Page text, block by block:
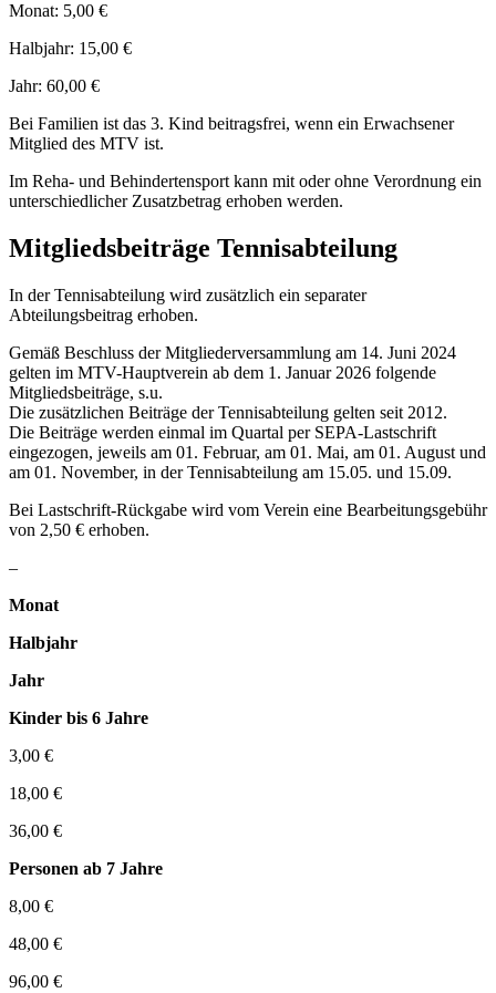
Monat: 5,00 €
Halbjahr: 15,00 €
Jahr: 60,00 €
Bei Familien ist das 3. Kind beitragsfrei, wenn ein Erwachsener
Mitglied des MTV ist.
Im Reha- und Behindertensport kann mit oder ohne Verordnung ein
unterschiedlicher Zusatzbetrag erhoben werden.
Mitgliedsbeiträge Tennisabteilung
In der Tennisabteilung wird zusätzlich ein separater
Abteilungsbeitrag erhoben.
Gemäß Beschluss der Mitgliederversammlung am 14. Juni 2024
gelten im MTV-Hauptverein ab dem 1. Januar 2026 folgende
Mitgliedsbeiträge, s.u.
Die zusätzlichen Beiträge der Tennisabteilung gelten seit 2012.
Die Beiträge werden einmal im Quartal per SEPA-Lastschrift
eingezogen, jeweils am 01. Februar, am 01. Mai, am 01. August und
am 01. November, in der Tennisabteilung am 15.05. und 15.09.
Bei Lastschrift-Rückgabe wird vom Verein eine Bearbeitungsgebühr
von 2,50 € erhoben.
–
Monat
Halbjahr
Jahr
Kinder bis 6 Jahre
3,00 €
18,00 €
36,00 €
Personen ab 7 Jahre
8,00 €
48,00 €
96,00 €